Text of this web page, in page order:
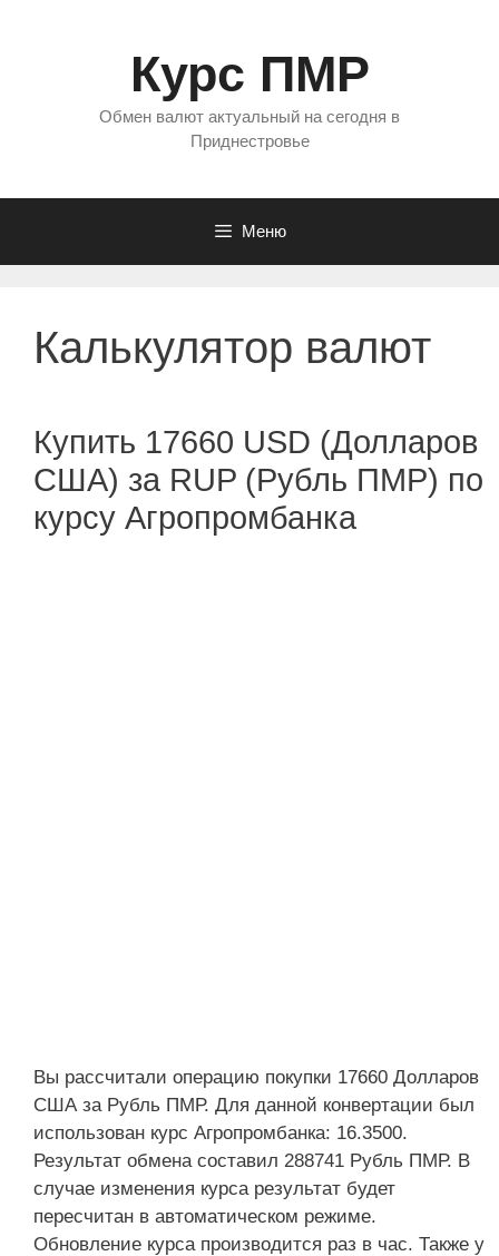
Курс ПМР
Обмен валют актуальный на сегодня в
Приднестровье
Меню
Калькулятор валют
Купить 17660 USD (Долларов
США) за RUP (Рубль ПМР) по
курсу Агропромбанка
Вы рассчитали операцию покупки 17660 Долларов
США за Рубль ПМР. Для данной конвертации был
использован курс Агропромбанка: 16.3500.
Результат обмена составил 288741 Рубль ПМР. В
случае изменения курса результат будет
пересчитан в автоматическом режиме.
Обновление курса производится раз в час. Также у